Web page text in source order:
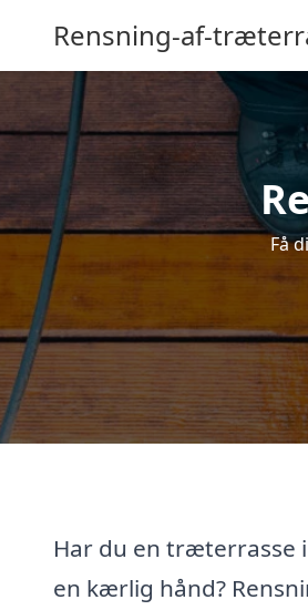
Rensning-af-
Få
Har du en træterrasse
en kærlig hånd?